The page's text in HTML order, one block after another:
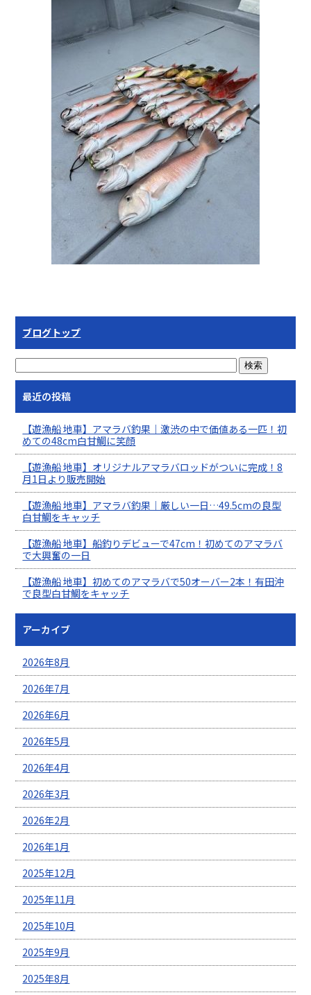
ブログトップ
最近の投稿
【遊漁船 地車】アマラバ釣果｜激渋の中で価値ある一匹！初
めての48cm白甘鯛に笑顔
【遊漁船 地車】オリジナルアマラバロッドがついに完成！8
月1日より販売開始
【遊漁船 地車】アマラバ釣果｜厳しい一日…49.5cmの良型
白甘鯛をキャッチ
【遊漁船 地車】船釣りデビューで47cm！初めてのアマラバ
で大興奮の一日
【遊漁船 地車】初めてのアマラバで50オーバー2本！有田沖
で良型白甘鯛をキャッチ
アーカイブ
2026年8月
2026年7月
2026年6月
2026年5月
2026年4月
2026年3月
2026年2月
2026年1月
2025年12月
2025年11月
2025年10月
2025年9月
2025年8月